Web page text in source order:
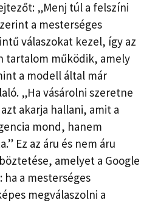
„Menj túl a felszíni
a mesterséges
válaszokat kezel, így az
tartalom működik, amely
a modell által már
„Ha vásárolni szeretne
akarja hallani, amit a
mond, hanem
Ez az áru és nem áru
amelyet a Google
ha a mesterséges
megválaszolni a